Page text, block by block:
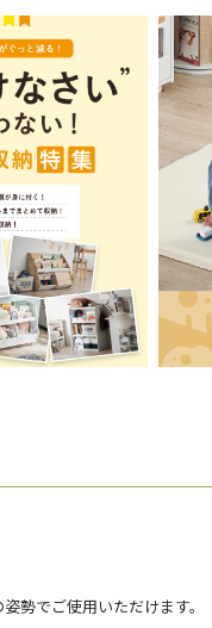
勢でご使用いただけます。